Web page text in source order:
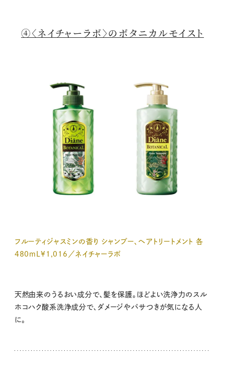
④〈ネイチャーラボ〉のボタニカルモイスト
フルーティジャスミンの香り シャンプー、ヘアトリートメント 各
480mL¥1,016／ネイチャーラボ
天然由来のうるおい成分で、髪を保護。ほどよい洗浄力のスル
ホコハク酸系洗浄成分で、ダメージやパサつきが気になる人
に。